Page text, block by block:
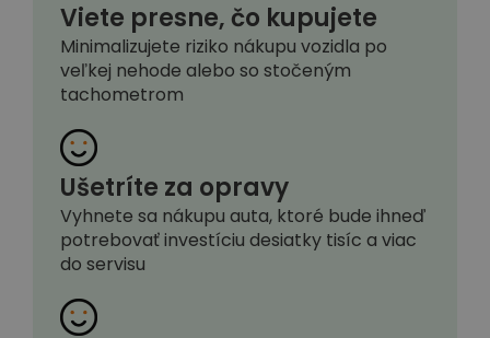
Viete presne, čo kupujete
Minimalizujete riziko nákupu vozidla po
veľkej nehode alebo so stočeným
tachometrom
Ušetríte za opravy
Vyhnete sa nákupu auta, ktoré bude ihneď
potrebovať investíciu desiatky tisíc a viac
do servisu